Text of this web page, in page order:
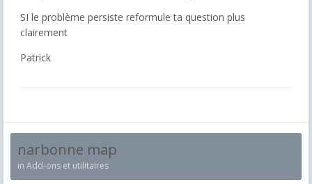
SI le problème persiste reformule ta question plus
clairement
Patrick
narbonne map
in Add-ons et utilitaires